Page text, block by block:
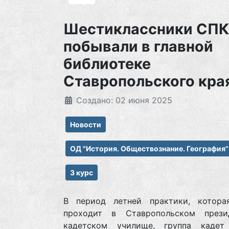
Шестиклассники
побывали в главной
библиотеке
Ставропольского
Создано: 02 июня 2025
Новости
ОД "История. Обществознание. География"
3 курс
В период летней практики,
проходит в Ставропольском
кадетском училище, группа кадет